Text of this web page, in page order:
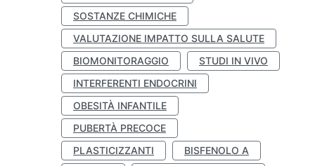
SOSTANZE CHIMICHE
VALUTAZIONE IMPATTO SULLA SALUTE
BIOMONITORAGGIO
STUDI IN VIVO
INTERFERENTI ENDOCRINI
OBESITÀ INFANTILE
PUBERTÀ PRECOCE
PLASTICIZZANTI
BISFENOLO A